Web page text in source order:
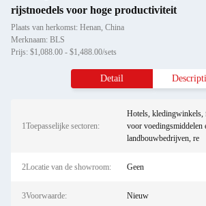
rijstnoedels voor hoge productiviteit
Plaats van herkomst: Henan, China
Merknaam: BLS
Prijs: $1,088.00 - $1,488.00/sets
Detail
1Toepasselijke sectoren:
Hotels, kledingwinkels,
voor voedingsmiddelen
landbouwbedrijven, re
2Locatie van de showroom: Geen
3Voorwaarde: Nieuw